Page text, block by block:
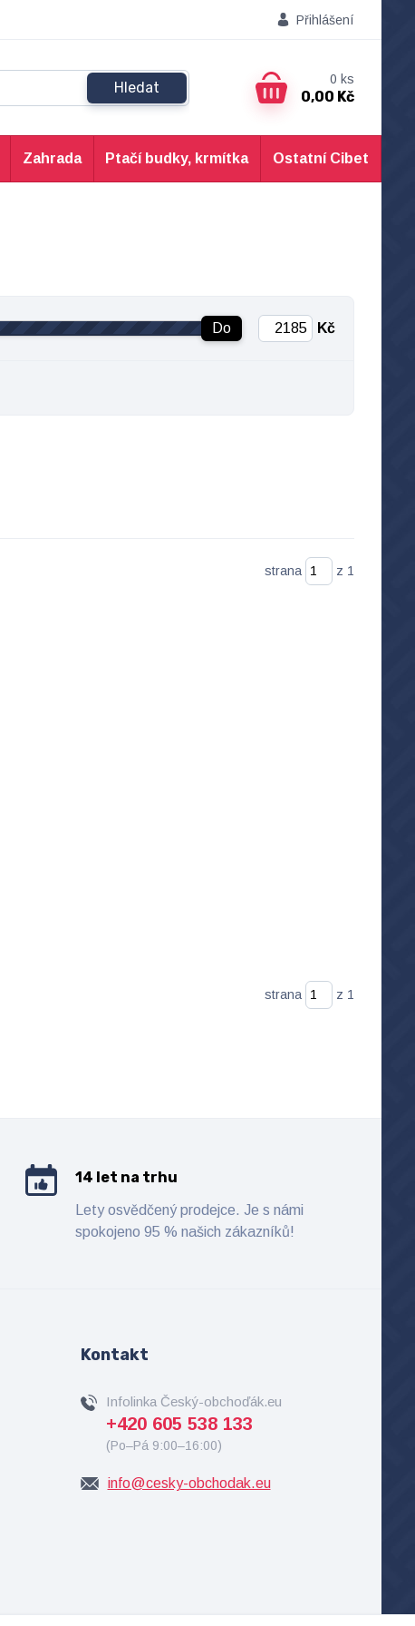
Přihlášení
Hledat 0 ks
0,00 Kč
Zahrada Ptačí budky, krmítka Ostatní Cibet
Do Kč
strana z 1
strana z 1
14 let na trhu
Lety osvědčený prodejce. Je s námi
spokojeno 95 % našich zákazníků!
Kontakt
Infolinka Český-obchoďák.eu
+420 605 538 133
(Po–Pá 9:00–16:00)
info@cesky-obchodak.eu